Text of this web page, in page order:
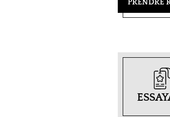
PRENDRE